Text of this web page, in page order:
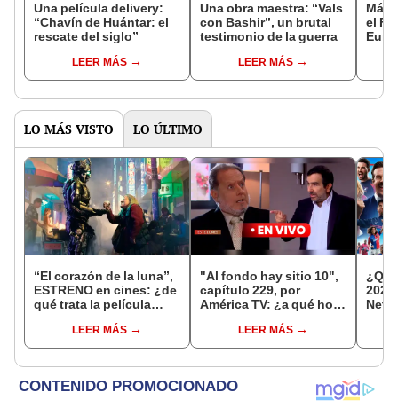
Una película delivery:
“Chavín de Huántar: el
rescate del siglo”
LEER MÁS
Una obra maestra: “Vals
con Bashir”, un brutal
testimonio de la guerra
LEER MÁS
Más
el
LO MÁS VISTO LO ÚLTIMO
“El corazón de la luna”,
ESTRENO en cines: ¿de
qué trata la película
Oscar?LEER MÁS
"Al fondo hay sitio 10",
capítulo 229, por
América TV: ¿a qué hora
LEER MÁS